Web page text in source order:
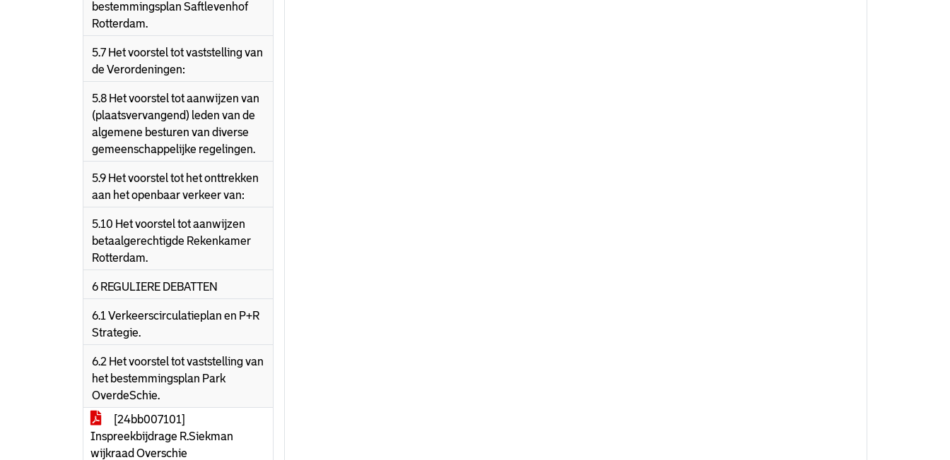
bestemmingsplan Saftlevenhof
Rotterdam.
5.7 Het voorstel tot vaststelling van
de Verordeningen:
5.8 Het voorstel tot aanwijzen van
(plaatsvervangend) leden van de
algemene besturen van diverse
gemeenschappelijke regelingen.
5.9 Het voorstel tot het onttrekken
aan het openbaar verkeer van:
5.10 Het voorstel tot aanwijzen
betaalgerechtigde Rekenkamer
Rotterdam.
6 REGULIERE DEBATTEN
6.1 Verkeerscirculatieplan en P+R
Strategie.
6.2 Het voorstel tot vaststelling van
het bestemmingsplan Park
OverdeSchie.
[24bb007101]
Inspreekbijdrage R.Siekman
wijkraad Overschie